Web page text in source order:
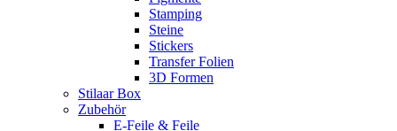
Stamping
Steine
Stickers
Transfer Folien
3D Formen
Stilaar Box
Zubehör
E-Feile & Feile